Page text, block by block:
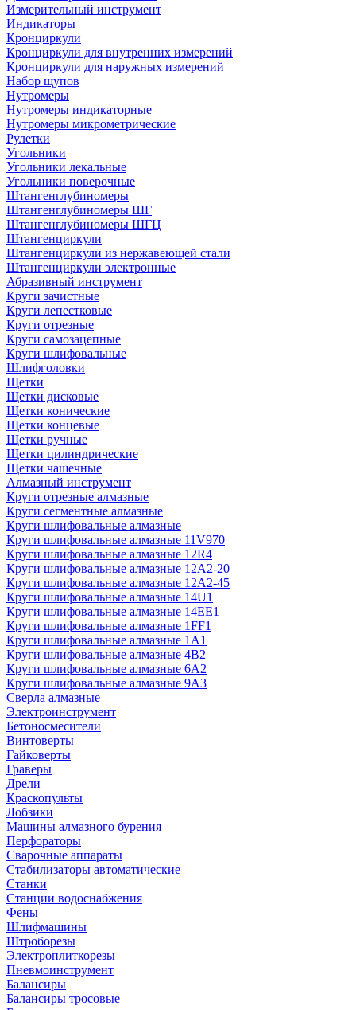
Измерительный инструмент
Индикаторы
Кронциркули
Кронциркули для внутренних измерений
Кронциркули для наружных измерений
Набор щупов
Нутромеры
Нутромеры индикаторные
Нутромеры микрометрические
Рулетки
Угольники
Угольники лекальные
Угольники поверочные
Штангенглубиномеры
Штангенглубиномеры ШГ
Штангенглубиномеры ШГЦ
Штангенциркули
Штангенциркули из нержавеющей стали
Штангенциркули электронные
Абразивный инструмент
Круги зачистные
Круги лепестковые
Круги отрезные
Круги самозацепные
Круги шлифовальные
Шлифголовки
Щетки
Щетки дисковые
Щетки конические
Щетки концевые
Щетки ручные
Щетки цилиндрические
Щетки чашечные
Алмазный инструмент
Круги отрезные алмазные
Круги сегментные алмазные
Круги шлифовальные алмазные
Круги шлифовальные алмазные 11V970
Круги шлифовальные алмазные 12R4
Круги шлифовальные алмазные 12А2-20
Круги шлифовальные алмазные 12А2-45
Круги шлифовальные алмазные 14U1
Круги шлифовальные алмазные 14ЕЕ1
Круги шлифовальные алмазные 1FF1
Круги шлифовальные алмазные 1А1
Круги шлифовальные алмазные 4В2
Круги шлифовальные алмазные 6A2
Круги шлифовальные алмазные 9А3
Сверла алмазные
Электроинструмент
Бетоносмесители
Винтоверты
Гайковерты
Граверы
Дрели
Краскопульты
Лобзики
Машины алмазного бурения
Перфораторы
Сварочные аппараты
Стабилизаторы автоматические
Станки
Станции водоснабжения
Фены
Шлифмашины
Штроборезы
Электроплиткорезы
Пневмоинструмент
Балансиры
Балансиры тросовые